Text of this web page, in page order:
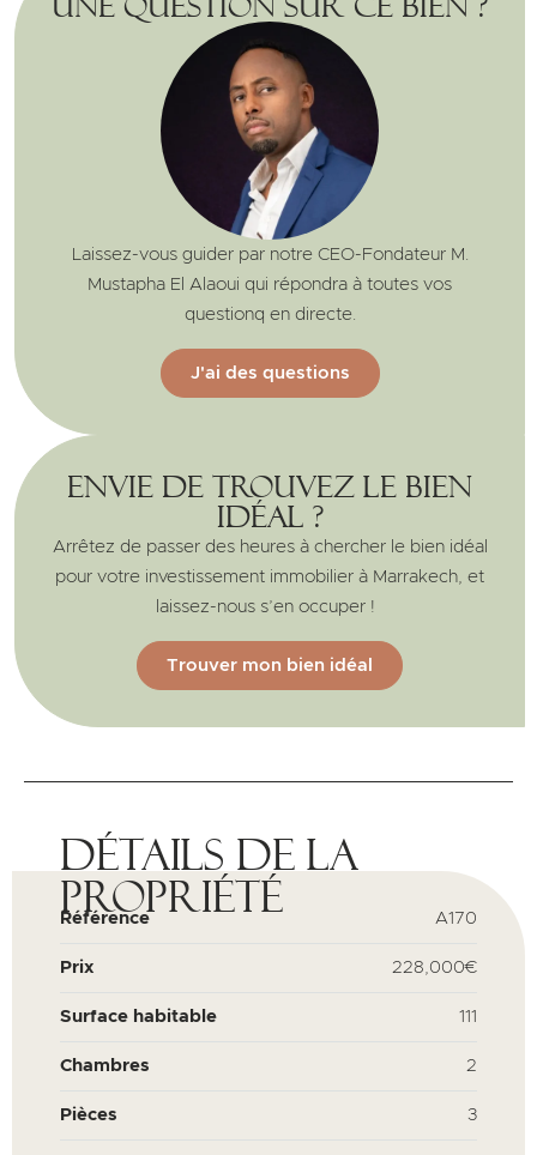
Envie de trouvez le bien
idéal ?
Arrêtez de passer des heures à chercher le bien idéal
pour votre investissement immobilier à Marrakech, et
laissez-nous s’en occuper !
Trouver mon bien idéal
Laissez-vous guider par notre CEO-Fondateur M.
Mustapha El Alaoui qui répondra à toutes vos
questionq en directe.
J'ai des questions
Détails de la
propriété
Référence A170
Prix 228,000€
Surface habitable 111
Chambres 2
Pièces 3